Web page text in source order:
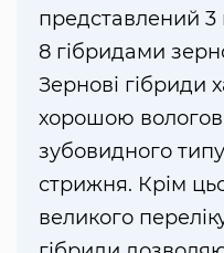
представлений 3
8 гібридами
Зернові гібриди
хорошою
зубовидного
стрижня. Крім
великого